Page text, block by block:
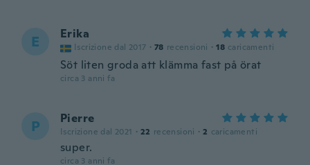
E Erika
Iscrizione dal 2017 · 78 recensioni · 18 caricamenti
Söt liten groda att klämma fast på örat
circa 3 anni fa
P Pierre
Iscrizione dal 2021 · 22 recensioni · 2 caricamenti
super.
circa 3 anni fa